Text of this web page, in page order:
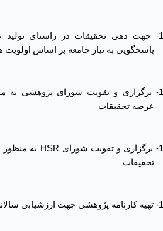
جهت دهی تحقیقات در راستای تولید
پاسخگویی به نیاز جامعه بر اساس
برگزاری و تقویت شورای پژوهشی به
عرصه تحقیقات
برگزاری و تقویت شورای HSR به
تحقیقات
تهیه کارنامه پژوهشی جهت ارزشیابی